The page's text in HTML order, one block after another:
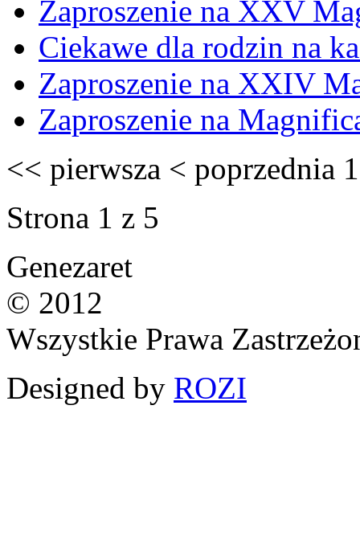
Zaproszenie na XXV
Ciekawe dla rodzin na
Zaproszenie na XXIV
Zaproszenie na
<< pierwsza < poprzednia 1
Strona 1 z 5
Genezaret
© 2012
Wszystkie Prawa
Designed by ROZI